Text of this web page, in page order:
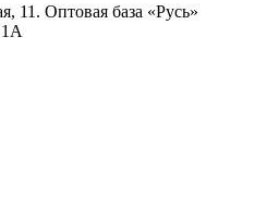
11. Оптовая база «Русь»